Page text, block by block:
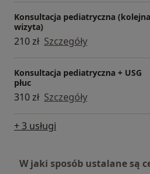
Konsultacja pediatryczna (kolejna
wizyta)
210 zł Szczegóły
Konsultacja pediatryczna + USG
płuc
310 zł Szczegóły
+ 3 usługi
W jaki sposób ustalane są